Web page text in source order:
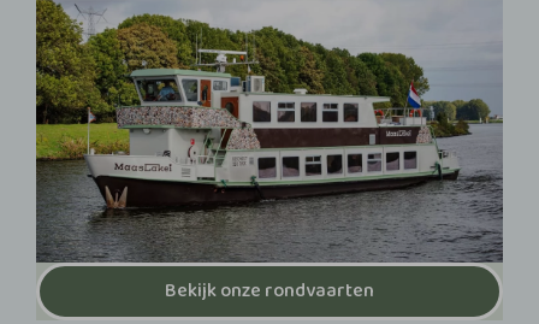
Bekijk onze rondvaarten